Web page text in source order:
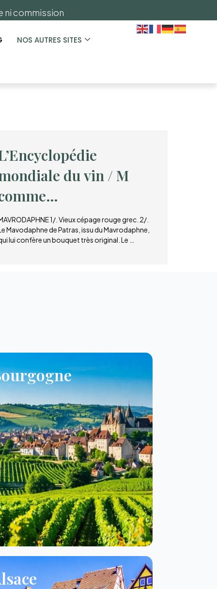
ni commission
NOS AUTRES SITES
du vin / M
1/. Vieux cépage rouge grec. 2/.
Mavodaphne de Patras, issu du Mavrodaphne,
lui confère un bouquet très original. Le …